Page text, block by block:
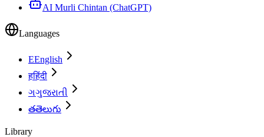
AI Murli Chintan (ChatGPT)
Languages
EEnglish
हहिंदी
ગગુજરાતી
తతెలుగు
Library